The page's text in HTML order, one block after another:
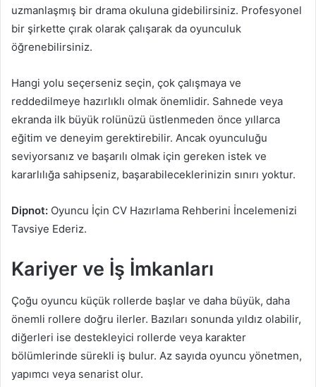
uzmanlaşmış bir drama okuluna gidebilirsiniz. Profesyonel
bir şirkette çırak olarak çalışarak da oyunculuk
öğrenebilirsiniz.
Hangi yolu seçerseniz seçin, çok çalışmaya ve
reddedilmeye hazırlıklı olmak önemlidir. Sahnede veya
ekranda ilk büyük rolünüzü üstlenmeden önce yıllarca
eğitim ve deneyim gerektirebilir. Ancak oyunculuğu
seviyorsanız ve başarılı olmak için gereken istek ve
kararlılığa sahipseniz, başarabileceklerinizin sınırı yoktur.
Dipnot: Oyuncu İçin CV Hazırlama Rehberini İncelemenizi
Tavsiye Ederiz.
Kariyer ve İş İmkanları
Çoğu oyuncu küçük rollerde başlar ve daha büyük, daha
önemli rollere doğru ilerler. Bazıları sonunda yıldız olabilir,
diğerleri ise destekleyici rollerde veya karakter
bölümlerinde sürekli iş bulur. Az sayıda oyuncu yönetmen,
yapımcı veya senarist olur.